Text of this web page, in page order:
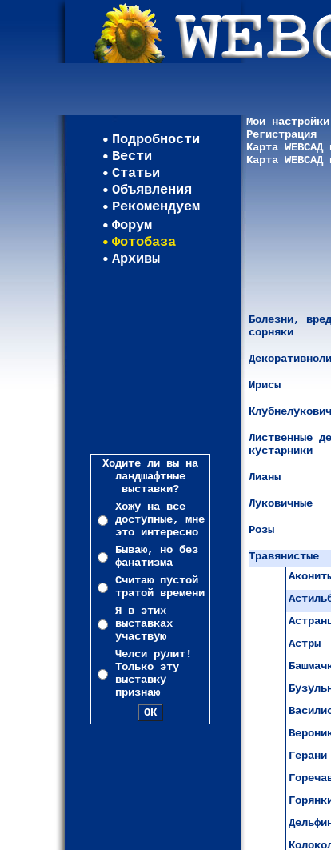
Подробности
Вести
Статьи
Объявления
Рекомендуем
Форум
Фотобаза
Архивы
Ходите ли вы на
ландшафтные
выставки?
Хожу на все
доступные, мне
это интересно
Бываю, но без
фанатизма
Считаю пустой
тратой времени
Я в этих
выставках
участвую
Челси рулит!
Только эту
выставку
признаю
Мои настройки
Регистрация
Карта
Карта
Болезни,
сорняки
Ирисы
Лиственные
кустарники
Лианы
Луковичные
Розы
Травянистые
Астры
Герани